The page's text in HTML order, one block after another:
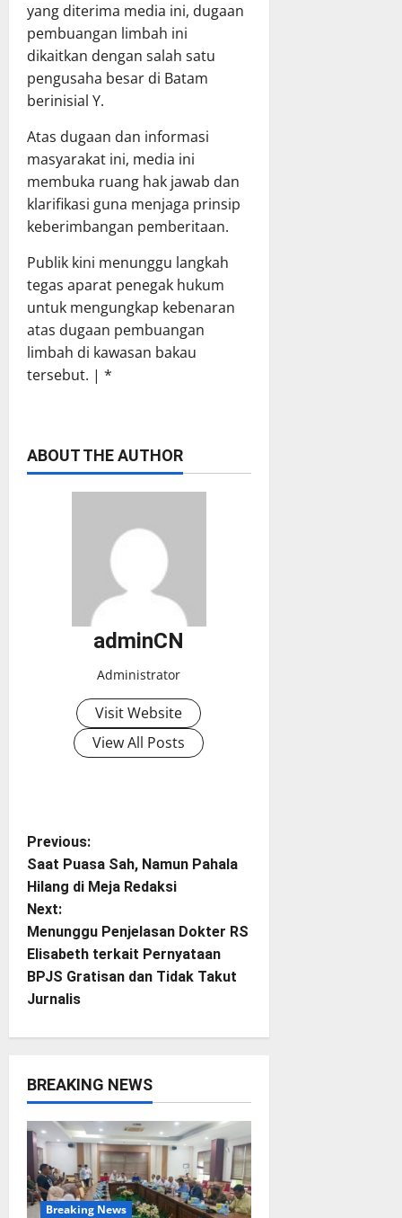
yang diterima media ini, dugaan
pembuangan limbah ini
dikaitkan dengan salah satu
pengusaha besar di Batam
berinisial Y.
Atas dugaan dan informasi
masyarakat ini, media ini
membuka ruang hak jawab dan
klarifikasi guna menjaga prinsip
keberimbangan pemberitaan.
Publik kini menunggu langkah
tegas aparat penegak hukum
untuk mengungkap kebenaran
atas dugaan pembuangan
limbah di kawasan bakau
tersebut. | *
ABOUT THE AUTHOR
adminCN
Administrator
Visit Website
View All Posts
P
o
s
t
n
a
v
i
g
a
Previous:
Saat Puasa Sah, Namun Pahala
Hilang di Meja Redaksi
Next:
Menunggu Penjelasan Dokter RS
Elisabeth terkait Pernyataan
BPJS Gratisan dan Tidak Takut
Jurnalis
BREAKING NEWS
Breaking News